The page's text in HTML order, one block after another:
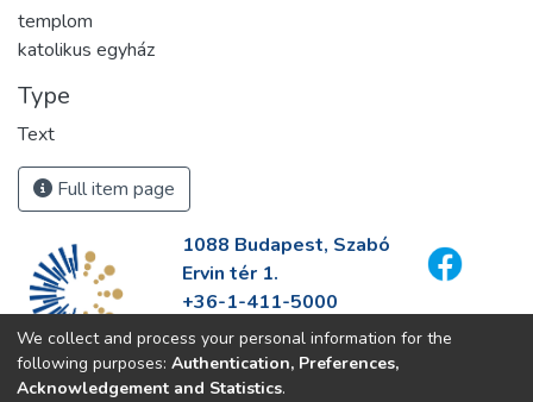
templom
katolikus egyház
Type
Text
Full item page
1088 Budapest, Szabó
Ervin tér 1.
+36-1-411-5000
info@fszek.hu
https://fszek.hu
We collect and process your personal information for the
following purposes: Authentication, Preferences,
Acknowledgement and Statistics.